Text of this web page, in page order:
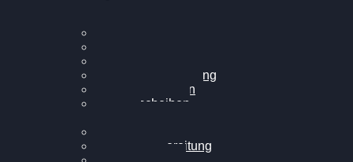
Getriebeoptimierung
Walnussstrahlen
Bremsscheiben
Felgenaufbereitung